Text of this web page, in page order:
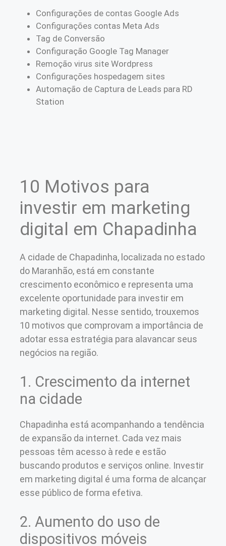
Configurações de contas Google Ads
Configurações contas Meta Ads
Tag de Conversão
Configuração Google Tag Manager
Remoção virus site Wordpress
Configurações hospedagem sites
Automação de Captura de Leads para RD
Station
10 Motivos para
investir em marketing
digital em Chapadinha
A cidade de Chapadinha, localizada no estado
do Maranhão, está em constante
crescimento econômico e representa uma
excelente oportunidade para investir em
marketing digital. Nesse sentido, trouxemos
10 motivos que comprovam a importância de
adotar essa estratégia para alavancar seus
negócios na região.
1. Crescimento da internet
na cidade
Chapadinha está acompanhando a tendência
de expansão da internet. Cada vez mais
pessoas têm acesso à rede e estão
buscando produtos e serviços online. Investir
em marketing digital é uma forma de alcançar
esse público de forma efetiva.
2. Aumento do uso de
dispositivos móveis